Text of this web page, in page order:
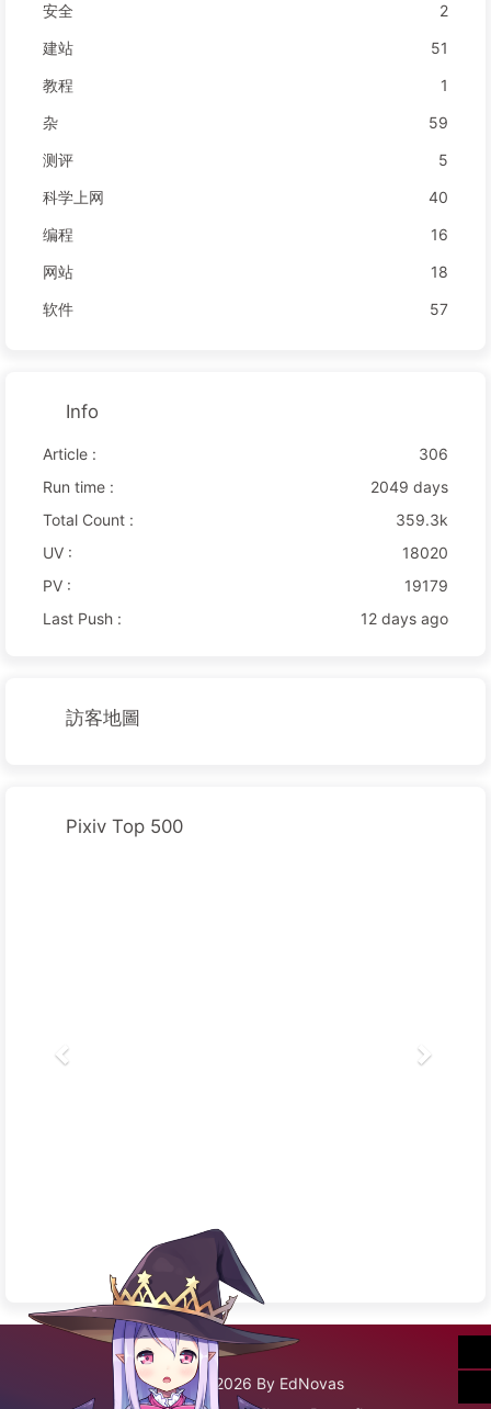
安全
2
建站
51
教程
1
杂
59
测评
5
科学上网
40
编程
16
网站
18
软件
57
Info
Article :
306
Run time :
2049 days
Total Count :
359.3k
UV :
18020
PV :
19179
Last Push :
12 days ago
訪客地圖
Pixiv Top 500
©2020 - 2026 By EdNovas